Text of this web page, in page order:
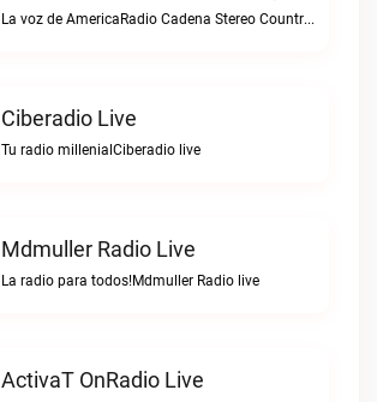
La voz de AmericaRadio Cadena Stereo Country live
Ciberadio Live
Tu radio millenialCiberadio live
Mdmuller Radio Live
La radio para todos!Mdmuller Radio live
ActivaT OnRadio Live